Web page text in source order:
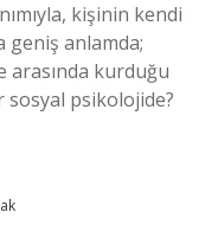
kişinin kendi
geniş anlamda;
arasında kurduğu
psikolojide?